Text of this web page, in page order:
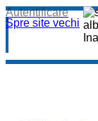
Spre site vechi
Autentificare